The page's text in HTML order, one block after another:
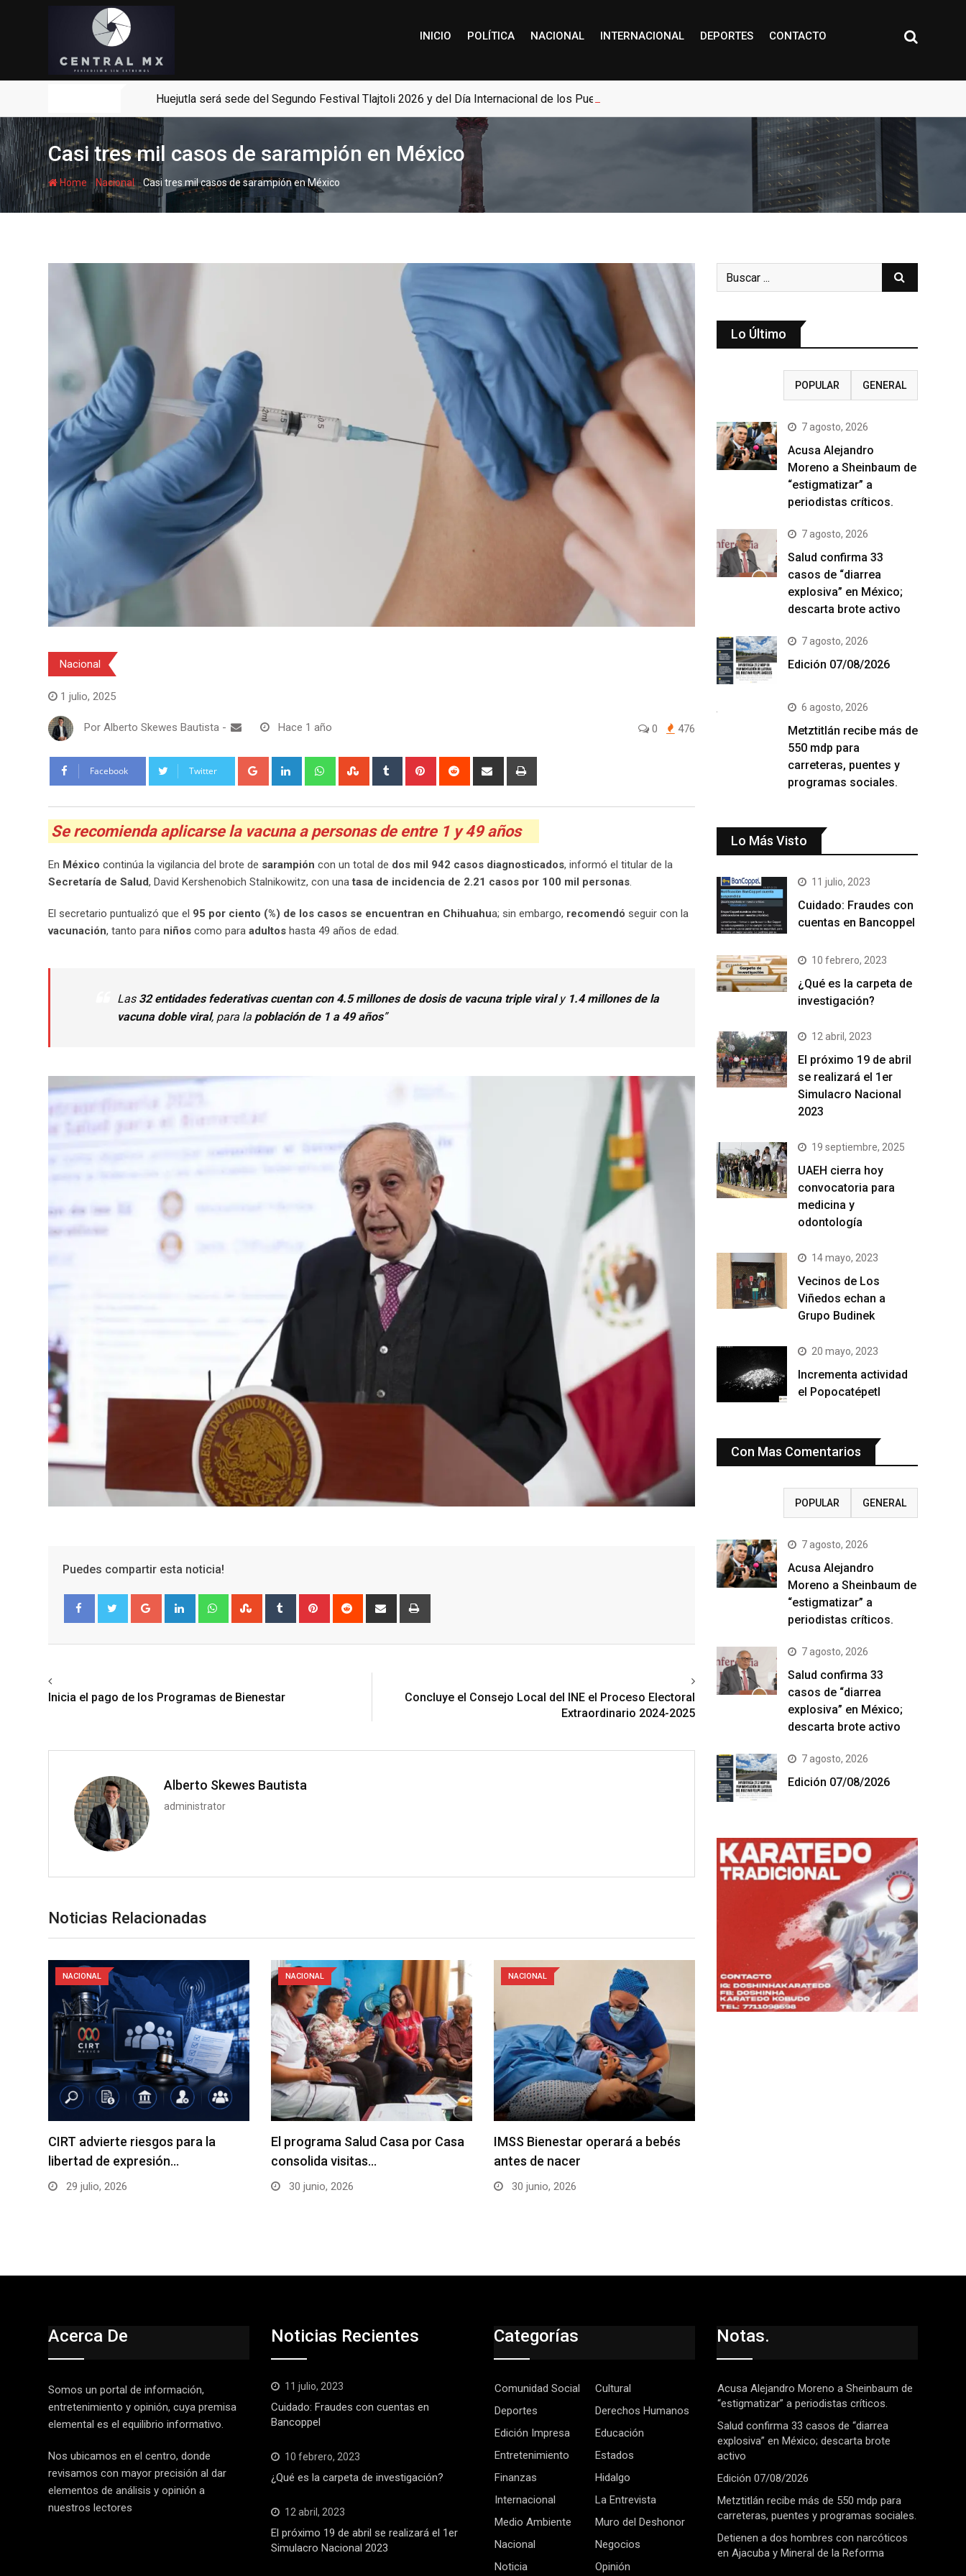
INICIO POLÍTICA NACIONAL INTERNACIONAL DEPORTES CONTACTO
Huejutla será sede del Segundo Festival Tlajtoli 2026 y del Día Internacional de los Pueblos Indígenas
Casi tres mil casos de sarampión en México
Home - Nacional-Casi tres mil casos de sarampión en México
Nacional
1 julio, 2025
Por Alberto Skewes Bautista - Hace 1 año 0 476
Facebook Twitter Google+ LinkedIn WhatsappStumbleUpon
Tumblr Pinterest Reddit
Share
Se recomienda aplicarse la vacuna a personas de entre 1 y 49 años
En México continúa la vigilancia del brote de sarampión con un total de dos mil 942 casos diagnosticados, informó el titular de la
Secretaría de Salud, David Kershenobich Stalnikowitz, con unatasa de incidencia de 2.21 casos por 100 mil personas.
El secretario puntualizó que el 95 por ciento (%) de los casos se encuentran en Chihuahua; sin embargo, recomendó seguir con la
vacunación, tanto para niños como para adultos hasta 49 años de edad.
Las 32 entidades federativas cuentan con 4.5 millones de dosis de vacuna triple viraly 1.4 millones de la
vacuna doble viral, para la población de 1 a 49 años”
Puedes compartir esta noticia!
Google+ LinkedIn WhatsappStumbleUpon
Tumblr Pinterest Reddit
Share
Inicia el pago de los Programas de Bienestar
Concluye el Consejo Local del INE el Proceso Electoral
Extraordinario 2024-2025
Alberto Skewes Bautista
administrator
Noticias Relacionadas
NACIONAL
CIRT advierte riesgos para la
libertad de expresión…
29 julio, 2026
NACIONAL
El programa Salud Casa por Casa
consolida visitas…
30 junio, 2026
NACIONAL
IMSS Bienestar operará a bebés
antes de nacer
30 junio, 2026
Lo Último
POPULAR GENERAL
7 agosto, 2026
Acusa Alejandro
Moreno a Sheinbaum de
“estigmatizar” a
periodistas críticos.
7 agosto, 2026
Salud confirma 33
casos de “diarrea
explosiva” en México;
descarta brote activo
7 agosto, 2026
Edición 07/08/2026
6 agosto, 2026
Metztitlán recibe más de
550 mdp para
carreteras, puentes y
programas sociales.
Lo Más Visto
11 julio, 2023
Cuidado: Fraudes con
cuentas en Bancoppel
10 febrero, 2023
¿Qué es la carpeta de
investigación?
12 abril, 2023
El próximo 19 de abril
se realizará el 1er
Simulacro Nacional
2023
19 septiembre, 2025
UAEH cierra hoy
convocatoria para
medicina y
odontología
14 mayo, 2023
Vecinos de Los
Viñedos echan a
Grupo Budinek
20 mayo, 2023
Incrementa actividad
el Popocatépetl
Con Mas Comentarios
POPULAR GENERAL
7 agosto, 2026
Acusa Alejandro
Moreno a Sheinbaum de
“estigmatizar” a
periodistas críticos.
7 agosto, 2026
Salud confirma 33
casos de “diarrea
explosiva” en México;
descarta brote activo
7 agosto, 2026
Edición 07/08/2026
Acerca De
Somos un portal de información,
entretenimiento y opinión, cuya premisa
elemental es el equilibrio informativo.
Nos ubicamos en el centro, donde
revisamos con mayor precisión al dar
elementos de análisis y opinión a
nuestros lectores
Noticias Recientes
11 julio, 2023
Cuidado: Fraudes con cuentas en
Bancoppel
10 febrero, 2023
¿Qué es la carpeta de investigación?
12 abril, 2023
El próximo 19 de abril se realizará el 1er
Simulacro Nacional 2023
Categorías
Comunidad Social
Cultural
Deportes
Derechos Humanos
Edición Impresa
Educación
Entretenimiento
Estados
Finanzas
Hidalgo
Internacional
La Entrevista
Medio Ambiente
Muro del Deshonor
Nacional
Negocios
Noticia
Opinión
Notas.
Acusa Alejandro Moreno a Sheinbaum de
“estigmatizar” a periodistas críticos.
Salud confirma 33 casos de “diarrea
explosiva” en México; descarta brote
activo
Edición 07/08/2026
Metztitlán recibe más de 550 mdp para
carreteras, puentes y programas sociales.
Detienen a dos hombres con narcóticos
en Ajacuba y Mineral de la Reforma